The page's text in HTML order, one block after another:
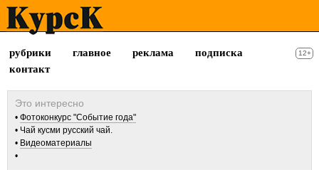
рубрики главное реклама
подписка
контакт
12+
Фотоконкурс "Событие года"
Чай кусми русский чай.
Видеоматериалы